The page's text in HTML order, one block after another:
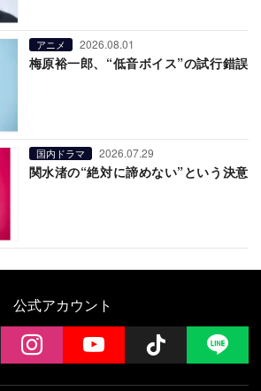
アニメ 2026.08.01
梅原裕一郎、“低音ボイス”の試行錯誤
国内ドラマ 2026.07.29
関水渚の“絶対に諦めない”という決意
公式アカウント
instagramYouTube Follow